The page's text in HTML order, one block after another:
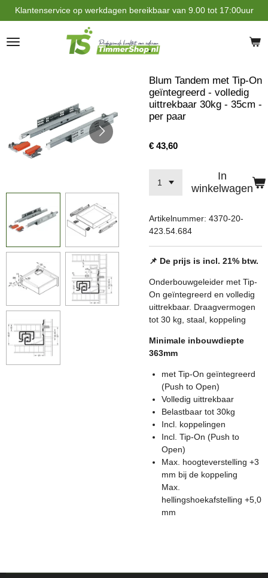
Ga
direct
naar
de
Klantenservice op werkdagen bereikbaar van 9.00 tot 17:00uur
Blum Tandem met Tip-On
geïntegreerd - volledig
uittrekbaar 30kg - 35cm -
per paar
€ 43,60
In
winkelwagen
Artikelnummer: 4370-20-
423.54.684
📌 De prijs is incl. 21% btw.
Onderbouwgeleider met Tip-
On geïntegreerd en volledig
uittrekbaar. Draagvermogen
tot 30 kg, staal, koppeling
Minimale inbouwdiepte
363mm
met Tip-On geïntegreerd
(Push to Open)
Volledig uittrekbaar
Belastbaar tot 30kg
Incl. koppelingen
Incl. Tip-On (Push to
Open)
Max. hoogteverstelling +3
mm bij de koppeling
Max.
hellingshoekafstelling +5,0
mm